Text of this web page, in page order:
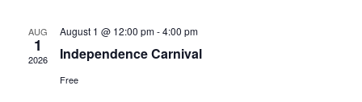
AUG
1
2026
August 1 @ 12:00 pm-4:00 pm
Independence Carnival
Free